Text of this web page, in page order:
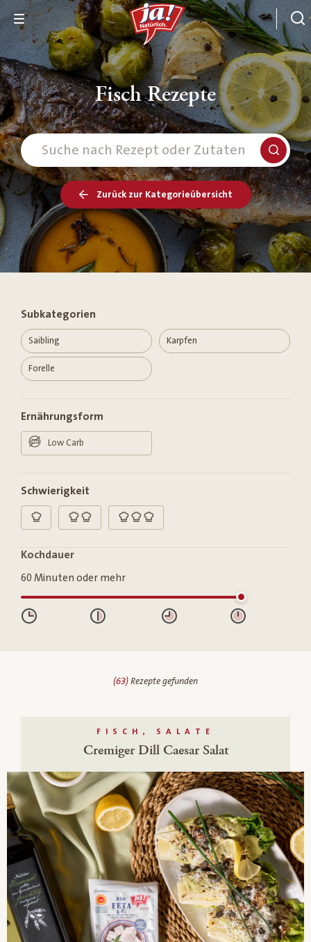
Fisch Rezepte
Zurück zur Kategorieübersicht
Subkategorien
Saibling Karpfen
Forelle
Ernährungsform
Low Carb
Schwierigkeit
das kann jederHobbykoch
Hobbykoch Fortgeschritten
Fortgeschritten
Fortgeschritten
Kochdauer
60 Minuten oder mehr
(63) Rezepte gefunden
FISCH, SALATE
Cremiger Dill Caesar Salat